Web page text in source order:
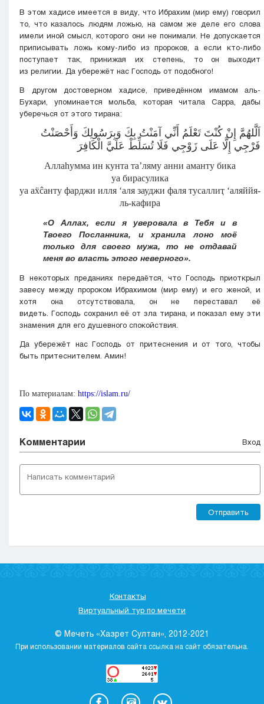
В этом хадисе имеется в виду, что Ибрахим (мир ему) говорил
то, что казалось людям ложью, на самом же деле его слова
имели иной смысл, которого они не понимали. Не допускается
приписывать ложь кому-либо из пророков, а если кто-либо
поступает так, принижая их степень, то он выходит
из религии. Да убережёт нас Господь от подобного!
В другом достоверном хадисе, приведённом имамом аль-
Бухари, упоминается мольба, которая читала Сарра, дабы
уберечься от этого тирана:
اَلَّلهُمَّ إِنْ كُنْتَ تَعْلَمُ أَنِّي آمَنْتُ بِكَ وَبِرَسُولِكَ وَأَحْصَنْتُ
فَرْجِي إِلَّا عَلَى زَوْجِي فَلَا تُسَلِّطْ عَلَيَّ الْكَافِرَ
Аллаhумма ин кунта та’ляму анни аманту бика
уа бирасулика
уа аẍĉанту фарджи илля ‘аля зауджи фаля тусаллиҭ ‘аляййя-
ль-кафира
«О Аллах, если я уверовала в Тебя и в
Твоего Посланника, и хранила лоно моё
только для своего мужа, то не отдавай
меня во власть этого неверного».
В некоторых преданиях передаётся, что Господь приоткрыл
завесу между пророком Ибрахимом (мир ему) и его женой, и
хотя она отсутствовала, он не переставал её
видеть. Господь сохранил её от зла тирана, и показал ему эти
знамения для его душевного спокойствия.
Да убережёт нас Господь от притеснения и от того, чтобы
быть притеснителем. Амин!
По материалам: https://islam.ru/
Комментарии Вход
Отправить
Контакты
Виртуальный тур по мечети
© Мечеть «Хазрет Султан», 2012-2021
При использовании материалов сайта ссылка на сайт обязательна.